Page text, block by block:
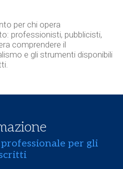
per chi opera
professionisti, pubblicisti,
comprendere il
e gli strumenti disponibili
per gli